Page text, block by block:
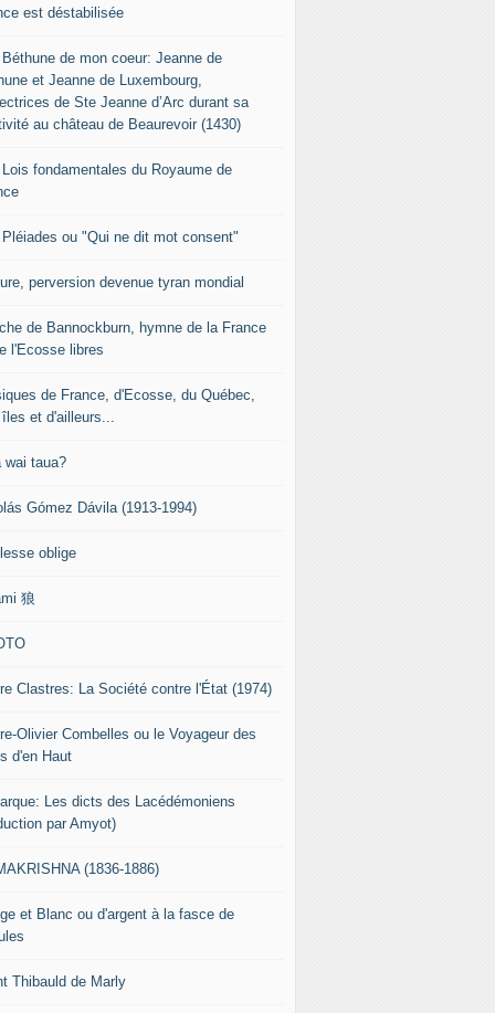
est déstabilisée
de mon coeur: Jeanne de
et Jeanne de Luxembourg,
de Ste Jeanne d’Arc durant sa
au château de Beaurevoir (1430)
fondamentales du Royaume de
Pléiades ou "Qui ne dit mot consent"
perversion devenue tyran mondial
de Bannockburn, hymne de la France
l'Ecosse libres
de France, d'Ecosse, du Québec,
et d'ailleurs...
wai taua?
Gómez Dávila (1913-1994)
oblige
狼
Clastres: La Société contre l'État (1974)
Olivier Combelles ou le Voyageur des
d'en Haut
Les dicts des Lacédémoniens
par Amyot)
(1836-1886)
et Blanc ou d'argent à la fasce de
Thibauld de Marly